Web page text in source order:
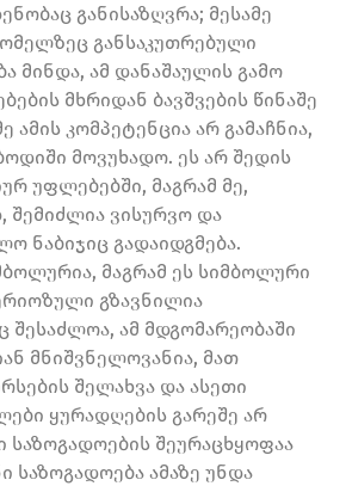
განისაზღვრა; მესამე
განსაკუთრებული
მინდა, ამ დანაშაულის გამო
მხრიდან ბავშვების წინაშე
ამის კომპეტენცია არ გამაჩნია,
მოვუხადო. ეს არ შედის
უფლებებში, მაგრამ მე,
შემიძლია ვისურვო და
ნაბიჯიც გადაიდგმება.
მაგრამ ეს სიმბოლური
გზავნილია
შესაძლოა, ამ მდგომარეობაში
მნიშვნელოვანია, მათ
შელახვა და ასეთი
ყურადღების გარეშე არ
საზოგადოების შეურაცხყოფაა
საზოგადოება ამაზე უნდა